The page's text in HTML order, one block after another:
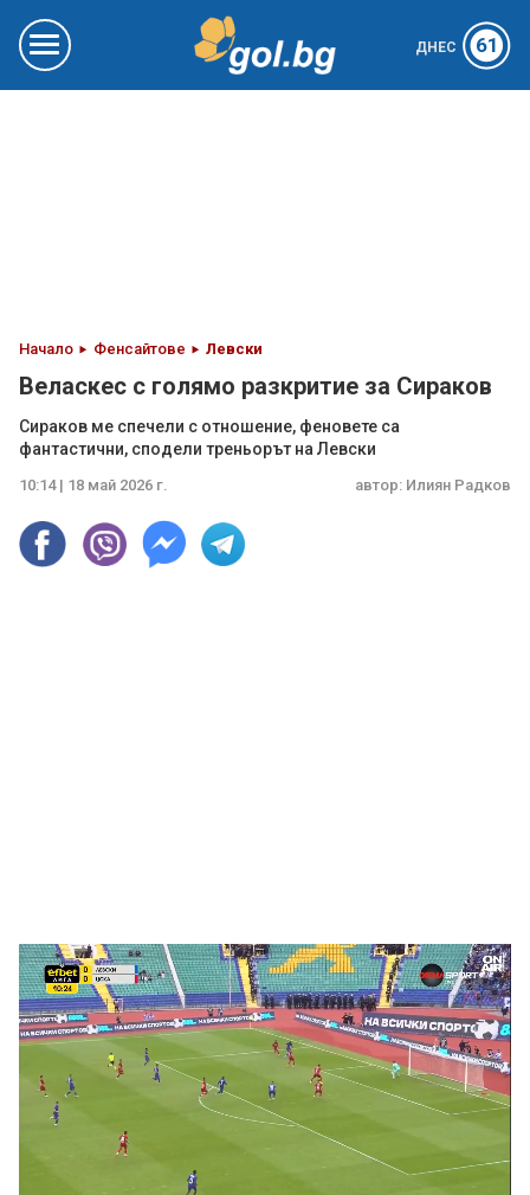
ДНЕС 61
Начало Фенсайтове Левски
Веласкес с голямо разкритие за Сираков
Сираков ме спечели с отношение, феновете са
фантастични, сподели треньорът на Левски
10:14 | 18 май 2026 г. автор: Илиян Радков